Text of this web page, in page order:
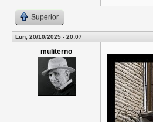
Superior
Lun, 20/10/2025 - 20:07
muliterno